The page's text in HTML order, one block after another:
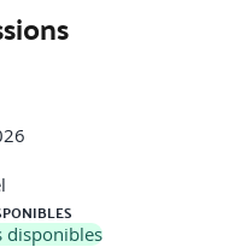
et dans le guide des
spécifiques au
disponibles